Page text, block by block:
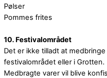
Pølser
Pommes frites
10. Festivalområdet
Det er ikke tilladt at
festivalområdet eller i Grotten.
Medbragte varer vil blive